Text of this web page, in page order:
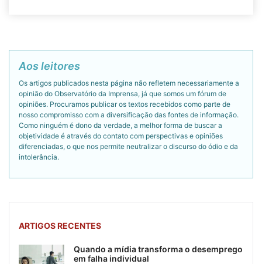
Aos leitores
Os artigos publicados nesta página não refletem necessariamente a
opinião do Observatório da Imprensa, já que somos um fórum de
opiniões. Procuramos publicar os textos recebidos como parte de
nosso compromisso com a diversificação das fontes de informação.
Como ninguém é dono da verdade, a melhor forma de buscar a
objetividade é através do contato com perspectivas e opiniões
diferenciadas, o que nos permite neutralizar o discurso do ódio e da
intolerância.
ARTIGOS RECENTES
Quando a mídia transforma o desemprego
em falha individual